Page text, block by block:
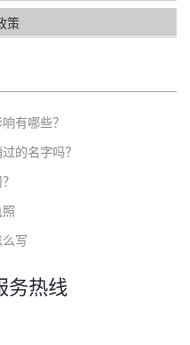
策
有哪些？
的名字吗？
写
务热线